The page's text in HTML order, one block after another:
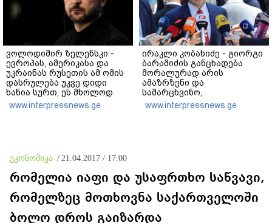
ვოლოდიმირ ზელენსკი -
ევროპას, ამერიკასა და
უკრაინას რუსეთის ამ ომის
დასრულება უკვე დიდი
ხანია სურთ, ეს მხოლოდ
პუტინს არ სურს - მეტი
ზეწოლაა საჭირო
www.interpressnews.ge
ირაკლი კობახიძე - გიორგი
ბარამიძის განცხადება
მორალურად არის
ამაზრზენი და
სამარცხვინო,
სამართლებრივ მხარეს რაც
შეეხება, ამას შესაბამისი
www.interpressnews.ge
ეკონომიკა / 21.04.2017 / 17:00
რომელია იაფი და უსაფრთხო საწვავი,
რომელზეც მოთხოვნა საქართველოში
ბოლო დროს გაიზარდა